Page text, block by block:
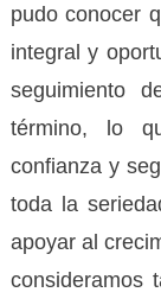
pudo conocer
integral y
seguimiento
término, lo
confianza y
toda la
apoyar al
consideramos